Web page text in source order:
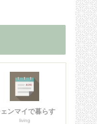
ンマイで暮らす
living